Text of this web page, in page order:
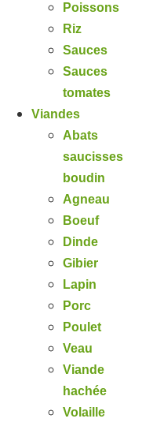
Poissons
Riz
Sauces
Sauces
tomates
Viandes
Abats
saucisses
boudin
Agneau
Boeuf
Dinde
Gibier
Lapin
Porc
Poulet
Veau
Viande
hachée
Volaille